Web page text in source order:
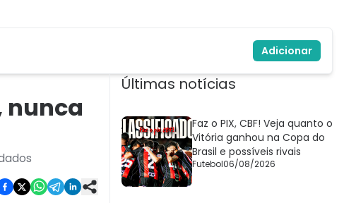
Adicionar
nunca
Últimas notícias
Faz o PIX, CBF! Veja quanto o
Vitória ganhou na Copa do
Brasil e possíveis rivais
Futebol06/08/2026